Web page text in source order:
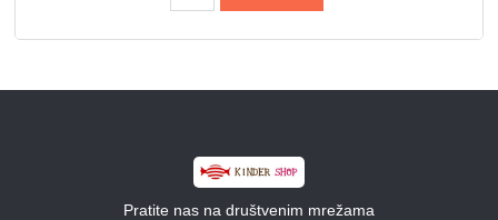
Pratite nas na društvenim mrežama